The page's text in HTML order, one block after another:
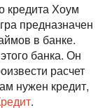
кредита Хоум
предназначен
в банке.
банка. Он
расчет
нужен кредит,
.